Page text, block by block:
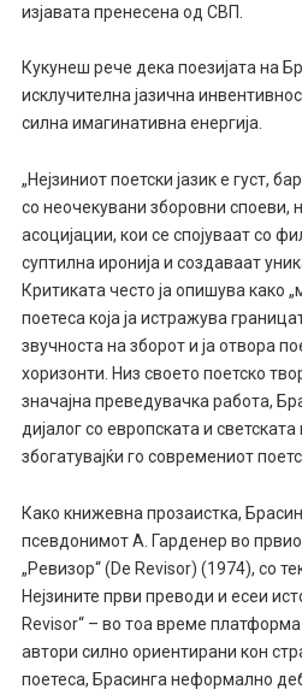
изјавата пренесена од СВП.
Кукунеш рече дека поезијата на
исклучителна јазична
силна имагинативна енергија.
„Нејзиниот поетски јазик е густ,
со неочекувани зборовни споеви,
асоцијации, кои се спојуваат со
суптилна иронија и создаваат
Критиката често ја опишува како
поетеса која ја истражува
звучноста на зборот и ја отвора
хоризонти. Низ своето поетско
значајна преведувачка работа,
дијалог со европската и
збогатувајќи го современиот
Како книжевна прозаистка,
псевдонимот А. Гарденер во
„Ревизор“ (De Revisor) (1974), со
Нејзините први преводи и есеи
Revisor“ – во тоа време
автори силно ориентирани кон
поетеса, Брасинга неформално